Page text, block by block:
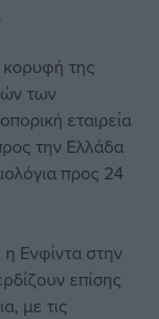
κορυφή της
των
εταιρεία
την Ελλάδα
προς 24
Ενφίντα στην
επίσης
με τις